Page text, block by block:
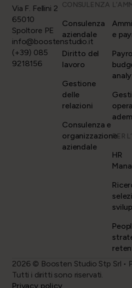
Via F. Fellini 2
65010
Spoltore PE
info@boostenstudio.it
(+39) 085
9218156
CONSULENZA
Consulenza
aziendale
Diritto del
lavoro
Gestione
delle
relazioni
Consulenza e
organizzazione
aziendale
e
PER
HR
2026 © Boosten Studio Stp Srl •
Tutti i diritti sono riservati.
Privacy policy